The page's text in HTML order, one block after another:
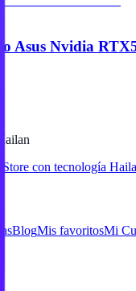
Asus Nvidia
Store con tecnología
BlogMis favoritosMi